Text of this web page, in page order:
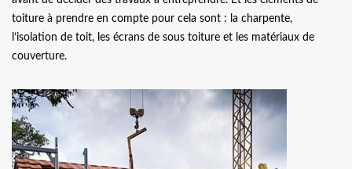
toiture à prendre en compte pour cela sont : la charpente,
l’isolation de toit, les écrans de sous toiture et les matériaux de
couverture.